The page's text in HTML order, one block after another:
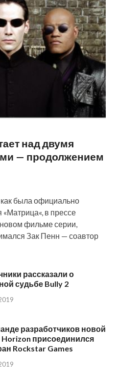
над двумя
— продолжением
как была официально
в прессе
фильме серии,
Зак Пенн — соавтор
рассказали о
судьбе Bully 2
разработчиков новой
Horizon присоединился
Rockstar Games